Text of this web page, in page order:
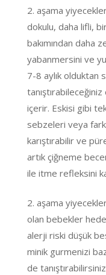
2. aşama
dokulu, daha lifli,
bakımından daha
yabanmersini ve
7-8 aylık olduktan
içerir. Eskisi gibi
sebzeleri veya
karıştırabilir ve
artık çiğneme
ile itme refleksini
2. aşama
olan bebekler
alerji riski düşük
minik gurmenizi
de